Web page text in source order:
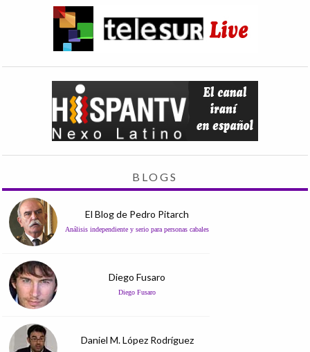
BLOGS
El Blog de Pedro Pitarch
Análisis independiente y serio para personas cabales
Diego Fusaro
Diego Fusaro
Daniel M. López Rodríguez